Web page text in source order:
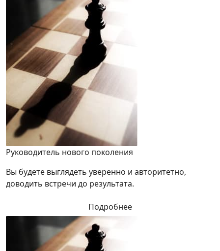
Руководитель нового поколения
Вы будете выглядеть уверенно и авторитетно,
доводить встречи до результата.
Подробнее